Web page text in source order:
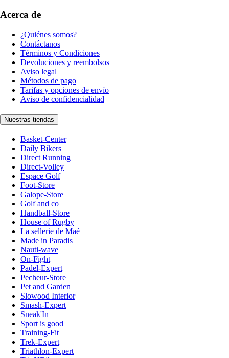
Acerca de
¿Quiénes somos?
Contáctanos
Términos y Condiciones
Devoluciones y reembolsos
Aviso legal
Métodos de pago
Tarifas y opciones de envío
Aviso de confidencialidad
Nuestras tiendas
Basket-Center
Daily Bikers
Direct Running
Direct-Volley
Espace Golf
Foot-Store
Galope-Store
Golf and co
Handball-Store
House of Rugby
La sellerie de Maé
Made in Paradis
Nauti-wave
On-Fight
Padel-Expert
Pecheur-Store
Pet and Garden
Slowood Interior
Smash-Expert
Sneak'In
Sport is good
Training-Fit
Trek-Expert
Triathlon-Expert